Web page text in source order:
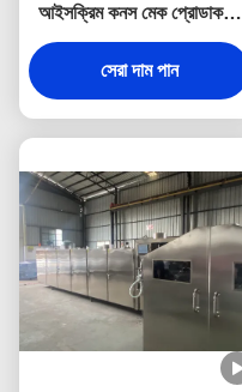
আইসক্রিম কনস মেক প্রোডাকশন
লাইন 8-10kg/h এলপিজি খরচ
সেরা দাম পান